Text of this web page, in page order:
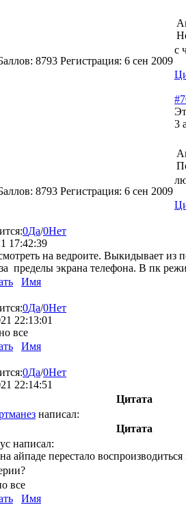
8793 Регистрация: 6 сен 2009
с
8793 Регистрация: 6 сен 2009
3
0Да/0Нет
17:42:39
на ведроите. Выкидывает из
пределы экрана телефона. В пк
Имя
0Да/0Нет
22:13:01
все
Имя
0Да/0Нет
22:14:51
Цитата
написал:
Цитата
написал:
айпаде перестало
все
Имя